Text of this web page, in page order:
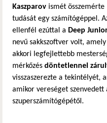
Kaszparov ismét összemérte
tudását egy számítógéppel.
ellenfél ezúttal a Deep
nevű sakkszoftver volt, amely
akkori legfejlettebb
mérkőzés döntetlennel
visszaszerezte a tekintélyét,
amikor vereséget szenvedett
szuperszámítógépétől.